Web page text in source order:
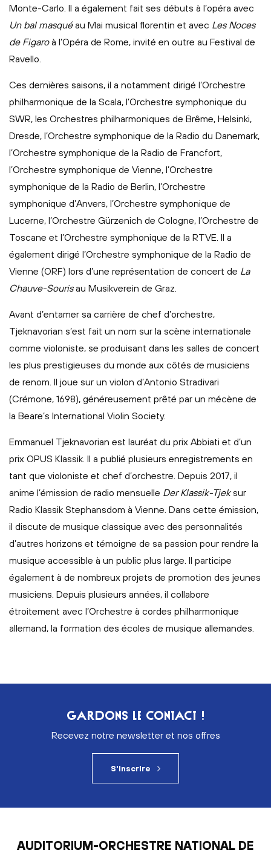
Monte-Carlo. Il a également fait ses débuts à l’opéra avec
Un bal masquéau Mai musical florentin et avec Les Noces
de Figaroà l’Opéra de Rome, invité en outre au Festival de
Ravello.
Ces dernières saisons, il a notamment dirigé l’Orchestre
philharmonique de la Scala, l’Orchestre symphonique du
SWR, les Orchestres philharmoniques de Brême, Helsinki,
Dresde, l’Orchestre symphonique de la Radio du Danemark,
l’Orchestre symphonique de la Radio de Francfort,
l’Orchestre symphonique de Vienne, l’Orchestre
symphonique de la Radio de Berlin, l’Orchestre
symphonique d’Anvers, l’Orchestre symphonique de
Lucerne, l’Orchestre Gürzenich de Cologne, l’Orchestre de
Toscane et l’Orchestre symphonique de la RTVE. Il a
également dirigé l’Orchestre symphonique de la Radio de
Vienne (ORF) lors d’une représentation de concert de La
Chauve-Sourisau Musikverein de Graz.
Avant d’entamer sa carrière de chef d’orchestre,
Tjeknavorian s’est fait un nom sur la scène internationale
comme violoniste, se produisant dans les salles de concert
les plus prestigieuses du monde aux côtés de musiciens
de renom. Il joue sur un violon d’Antonio Stradivari
(Crémone, 1698), généreusement prêté par un mécène de
la Beare’s International Violin Society.
Emmanuel Tjeknavorian est lauréat du prix Abbiati et d’un
prix OPUS Klassik. Il a publié plusieurs enregistrements en
tant que violoniste et chef d’orchestre. Depuis 2017, il
anime l’émission de radio mensuelle Der Klassik-Tjeksur
Radio Klassik Stephansdom à Vienne. Dans cette émission,
il discute de musique classique avec des personnalités
d’autres horizons et témoigne de sa passion pour rendre la
musique accessible à un public plus large. Il participe
également à de nombreux projets de promotion des jeunes
musiciens. Depuis plusieurs années, il collabore
étroitement avec l’Orchestre à cordes philharmonique
allemand, la formation des écoles de musique allemandes.
GARDONS LE CONTACT !
Recevez notre newsletter et nos offres
S'inscrire
AUDITORIUM-ORCHESTRE NATIONAL DE